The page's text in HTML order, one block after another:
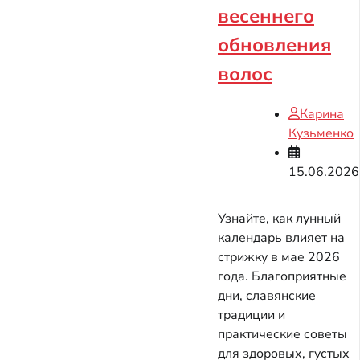
весеннего
обновления
волос
Карина
Кузьменко
15.06.2026
Узнайте, как лунный
календарь влияет на
стрижку в мае 2026
года. Благоприятные
дни, славянские
традиции и
практические советы
для здоровых, густых